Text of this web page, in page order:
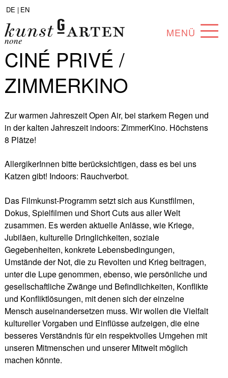
DE | EN
MENÜ
PROGRAMM
ABOUT
KÜNSTLER*INNEN
ANGEBOTE
none
CINÉ PRIVÉ /
ZIMMERKINO
Zur warmen Jahreszeit Open Air, bei starkem Regen und
in der kalten Jahreszeit indoors: ZimmerKino. Höchstens
8 Plätze!
AllergikerInnen bitte berücksichtigen, dass es bei uns
Katzen gibt! Indoors: Rauchverbot.
Das Filmkunst-Programm setzt sich aus Kunstfilmen,
Dokus, Spielfilmen und Short Cuts aus aller Welt
zusammen. Es werden aktuelle Anlässe, wie Kriege,
Jubiläen, kulturelle Dringlichkeiten, soziale
Gegebenheiten, konkrete Lebensbedingungen,
Umstände der Not, die zu Revolten und Krieg beitragen,
unter die Lupe genommen, ebenso, wie persönliche und
gesellschaftliche Zwänge und Befindlichkeiten, Konflikte
und Konfliktlösungen, mit denen sich der einzelne
Mensch auseinandersetzen muss. Wir wollen die Vielfalt
kultureller Vorgaben und Einflüsse aufzeigen, die eine
besseres Verständnis für ein respektvolles Umgehen mit
unseren Mitmenschen und unserer Mitwelt möglich
machen könnte.